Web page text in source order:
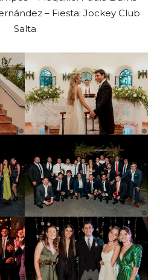
– Fiesta: Jockey Club
Salta